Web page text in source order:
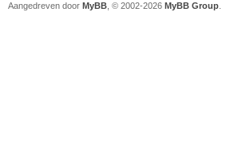
Aangedreven door MyBB , © 2002-2026 MyBB Group